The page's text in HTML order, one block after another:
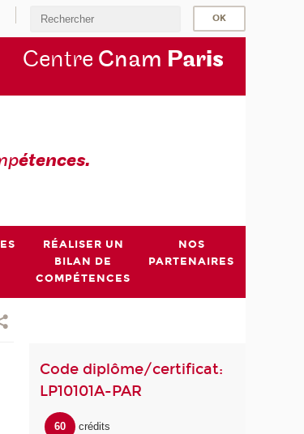
Centre Cnam Paris
étences.
RÉALISER UN
BILAN DE
COMPÉTENCES
NOS
PARTENAIRES
Code diplôme/certificat:
LP10101A-PAR
60 crédits